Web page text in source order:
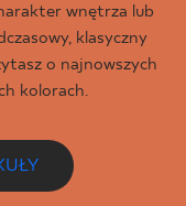
wnętrza lub
klasyczny
o najnowszych
kolorach.